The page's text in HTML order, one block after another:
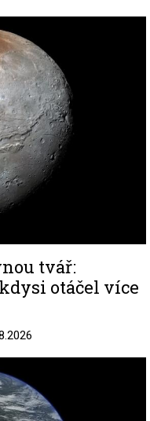
tvář:
otáčel více